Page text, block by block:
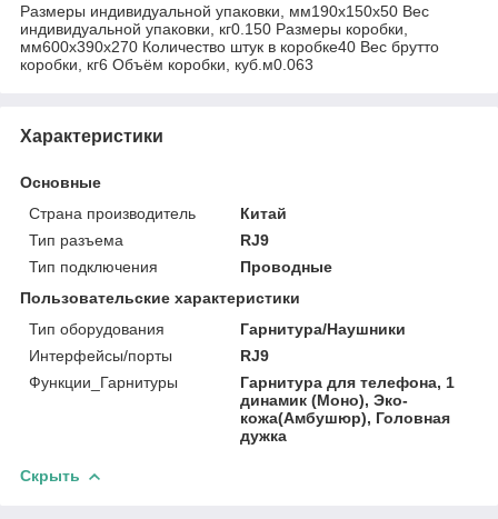
Размеры индивидуальной упаковки, мм190x150x50 Вес
индивидуальной упаковки, кг0.150 Размеры коробки,
мм600x390x270 Количество штук в коробке40 Вес брутто
коробки, кг6 Объём коробки, куб.м0.063
Характеристики
Основные
Страна производитель
Китай
Тип разъема
RJ9
Тип подключения
Проводные
Пользовательские характеристики
Тип оборудования
Гарнитура/Наушники
Интерфейсы/порты
RJ9
Функции_Гарнитуры
Гарнитура для телефона, 1
динамик (Моно), Эко-
кожа(Амбушюр), Головная
дужка
Скрыть